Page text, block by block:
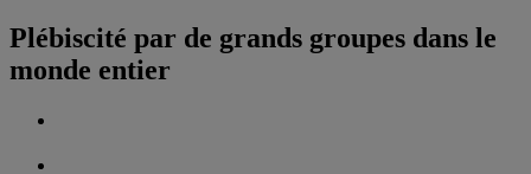
Plébiscité par de grands groupes dans le
monde entier